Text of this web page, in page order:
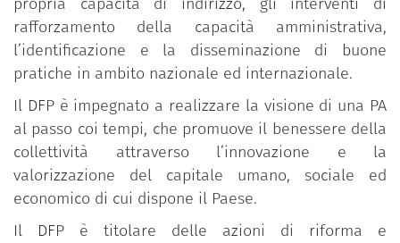
rafforzamento della capacità amministrativa,
l’identificazione e la disseminazione di buone
pratiche in ambito nazionale ed internazionale.
Il DFP è impegnato a realizzare la visione di una PA
al passo coi tempi, che promuove il benessere della
collettività attraverso l’innovazione e la
valorizzazione del capitale umano, sociale ed
economico di cui dispone il Paese.
Il DFP è titolare delle azioni di riforma e